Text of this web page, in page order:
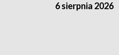
6 sierpnia 2026